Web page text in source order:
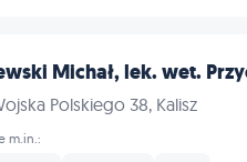
Michał, lek. wet.
Polskiego 38, Kalisz
m.in.: